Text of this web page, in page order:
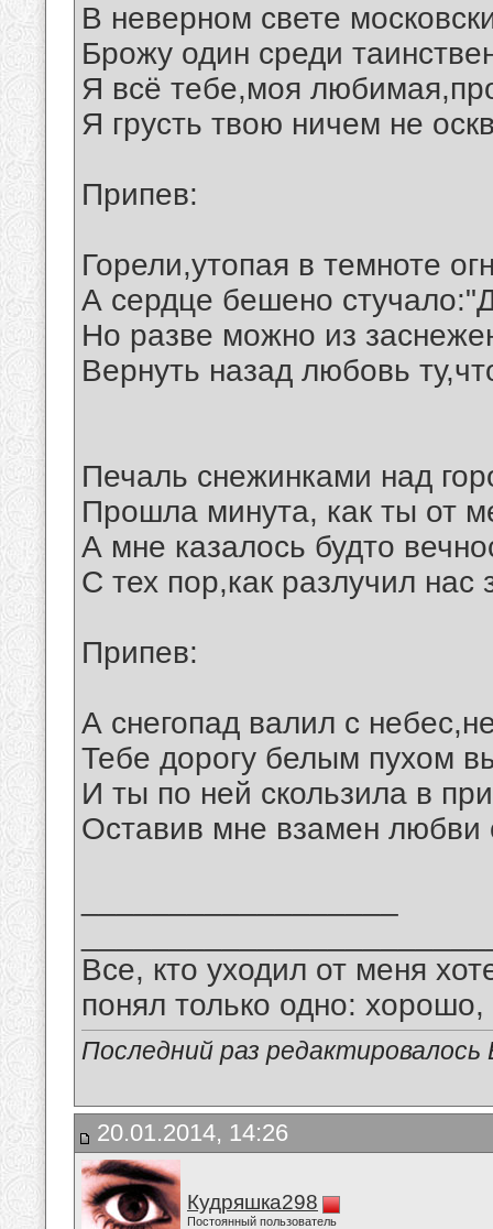
В неверном свете
Брожу один среди
Я всё тебе,моя
Я грусть твою ничем не
Припев:
Горели,утопая в темноте
А сердце бешено
Но разве можно из
Вернуть назад любовь
Печаль снежинками над
Прошла минута, как ты от
А мне казалось будто
С тех пор,как разлучил нас
Припев:
А снегопад валил с
Тебе дорогу белым пухом
И ты по ней скользила в
Оставив мне взамен любви
Все, кто уходил от меня
понял только одно:
Последний раз
20.01.2014, 14:26
Кудряшка298
Постоянный пользователь